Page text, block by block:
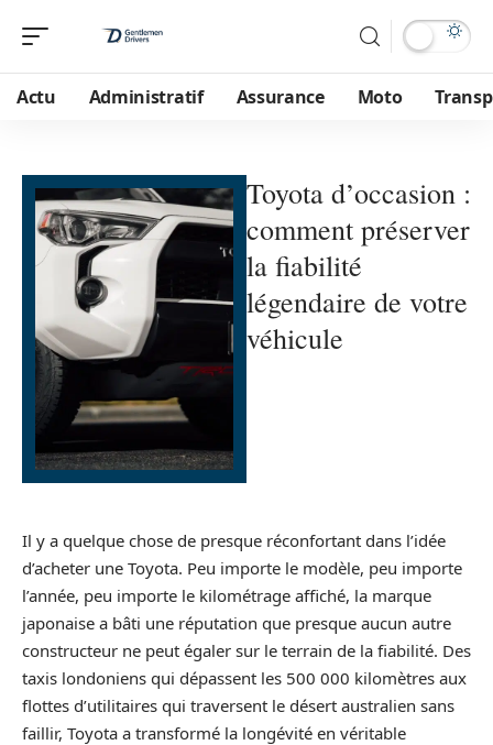
Actu Administratif Assurance Moto
Toyota d’occasion :
comment préserver
la fiabilité
légendaire de votre
véhicule
Il y a quelque chose de presque réconfortant dans l’idée
d’acheter une Toyota. Peu importe le modèle, peu importe
l’année, peu importe le kilométrage affiché, la marque
japonaise a bâti une réputation que presque aucun autre
constructeur ne peut égaler sur le terrain de la fiabilité. Des
taxis londoniens qui dépassent les 500 000 kilomètres aux
flottes d’utilitaires qui traversent le désert australien sans
faillir, Toyota a transformé la longévité en véritable